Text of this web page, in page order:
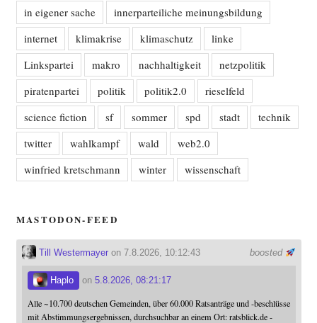
in eigener sache
innerparteiliche meinungsbildung
internet
klimakrise klimaschutz
linke
Linkspartei
makro nachhaltigkeit
netzpolitik
piratenpartei
politik politik2.0
rieselfeld
science fiction
sf sommer spd stadt
technik
twitter
wahlkampf wald
web2.0
winfried kretschmann
winter wissenschaft
MASTODON-FEED
boosted
Till Westermayeron 7.8.2026, 10:12:43
Haplo on 5.8.2026, 08:21:17
Alle ~10.700 deutschen Gemeinden, über 60.000 Ratsanträge und -beschlüsse
mit Abstimmungsergebnissen, durchsuchbar an einem Ort: ratsblick.de -